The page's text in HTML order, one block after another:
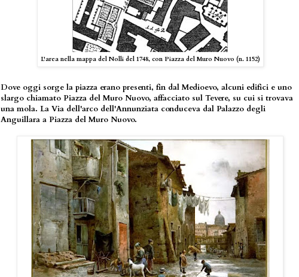
L'area nella mappa del Nolli del 1748, con Piazza del Muro Nuovo (n. 1152)
Dove oggi sorge la piazza erano presenti, fin dal Medioevo, alcuni edifici e uno
slargo chiamato Piazza del Muro Nuovo, affacciato sul Tevere, su cui si trovava
una mola. La Via dell'arco dell'Annunziata conduceva dal Palazzo degli
Anguillara a Piazza del Muro Nuovo.